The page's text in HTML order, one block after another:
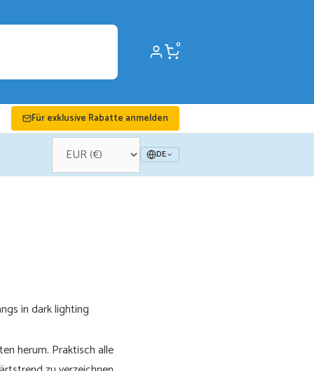
0
Für exklusive Rabatte anmelden
DE
herum. Praktisch alle